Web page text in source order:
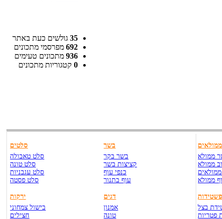
35 גולשים כעת באתר
692 מפרסמי מתכונים
936 מתכונים טעימים
0 קטגוריות מתכונים
סלטים
סלט טאבולה
סלט טונה
סלט עגבניות
סלט פסטה
ירקות
בישול צמחוני
חצילים
בשר
בשר בקר
קציצות בשר
כנפי עוף
עוף בתנור
דגים
אמנון
טונה
ממולאים
ממולא
ממולא
ממולא
בצל
פטריות